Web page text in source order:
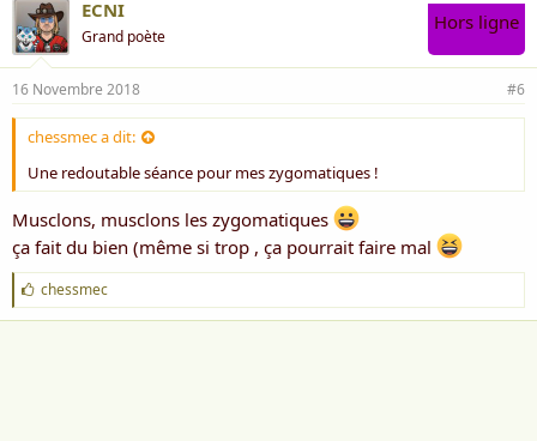
Dit sous ce jupon-ci je ne saurais agir
De cette bête-là je n’aurai jamais cure.
La rose du moment que Ronsard
À la pléiade plut par sa polyvalence
Sur les sept visiteurs, n’ayant de
préférence,
Le puceron paillard se démultipliait.
ECNI
Grand poète
Hors ligne
16 Novembre 2018 #6
chessmec a dit:
Une redoutable séance pour mes zygomatiques !
Musclons, musclons les zygomatiques
ça fait du bien (même si trop , ça pourrait faire mal
J
'
a
chessmec